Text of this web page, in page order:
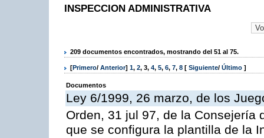
INSPECCION ADMINISTRATIVA
209 documentos encontrados, mostrando del 51 al 75.
[Primero/ Anterior] 1, 2, 3, 4, 5, 6, 7, 8 [ Siguiente/ Último ]
Documentos
Ley 6/1999, 26 marzo, de los
Orden, 31 jul 97, de la Consejería
que se configura la plantilla de la